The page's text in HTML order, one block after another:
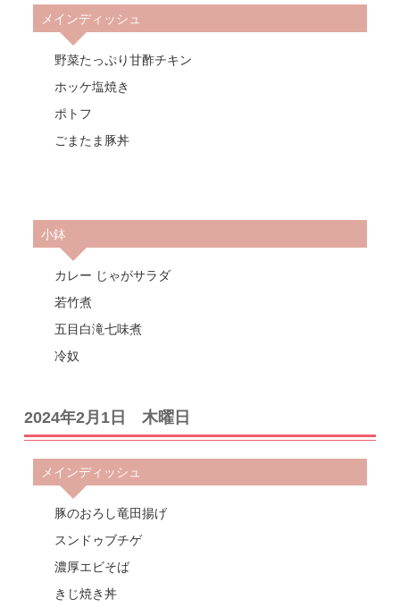
メインディッシュ
野菜たっぷり甘酢チキン
ホッケ塩焼き
ポトフ
ごまたま豚丼
小鉢
カレー じゃがサラダ
若竹煮
五目白滝七味煮
冷奴
2024年2月1日 木曜日
メインディッシュ
豚のおろし竜田揚げ
スンドゥブチゲ
濃厚エビそば
きじ焼き丼